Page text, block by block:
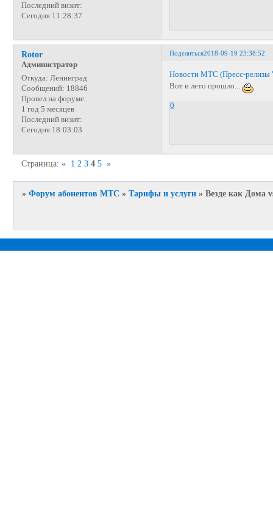
Последний визит:
Сегодня 11:28:37
Поделиться2018-09-19 23:38:52
Rotor
Администратор
Откуда: Ленинград
Сообщений: 18846
Провел на форуме:
1 год 5 месяцев
Последний визит:
Сегодня 18:03:03
Новости МТС (Пресс-релизы
Вот и лето прошло...
0
Страница:« 1 2 3 4 5 »
»Форум абонентов МТС »Тарифы и услуги »Везде как Дома